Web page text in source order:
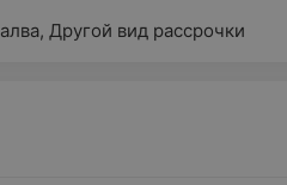
,Другой вид рассрочки